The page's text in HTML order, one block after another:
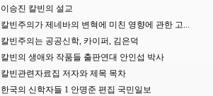
이승진 칼빈의 설교
칼빈주의가 제네바의 변혁에 미친 영향에 관한 고...
칼빈주의는 공공신학, 카이퍼, 김은덕
칼빈의 생애와 작품들 출판연대 안인섭 박사
칼빈관련자료집 저자와 제목 목차
한국의 신학자들 1 안명준 편집 국민일보